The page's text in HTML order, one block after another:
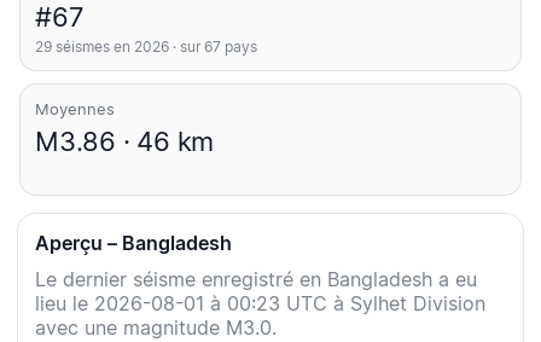
#67
29 séismes en 2026 · sur 67 pays
Moyennes
M3.86 · 46 km
Aperçu – Bangladesh
Le dernier séisme enregistré en Bangladesh a eu
lieu le 2026-08-01 à 00:23 UTC à Sylhet Division
avec une magnitude M3.0.